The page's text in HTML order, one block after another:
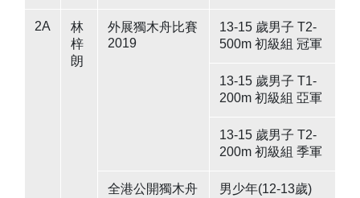
2A
林
梓
朗
外展獨木舟比賽
2019
13-15 歲男子 T2-
500m 初級組 冠軍
13-15 歲男子 T1-
200m 初級組 亞軍
13-15 歲男子 T2-
200m 初級組 季軍
全港公開獨木舟
男少年(12-13歲)